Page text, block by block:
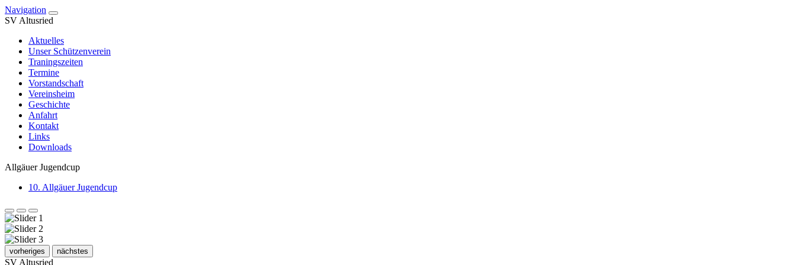
Navigation
SV Altusried
Aktuelles
Unser Schützenverein
Traningszeiten
Termine
Vorstandschaft
Vereinsheim
Geschichte
Anfahrt
Kontakt
Links
Downloads
Allgäuer Jugendcup
10. Allgäuer Jugendcup
vorheriges nächstes
SV Altusried